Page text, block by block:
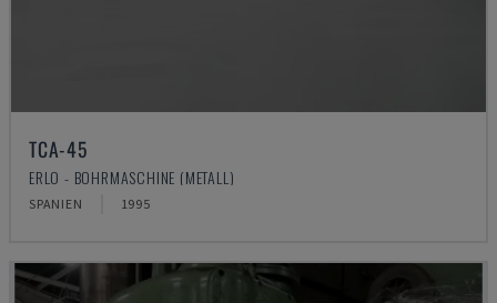
TCA-45
ERLO - BOHRMASCHINE (METALL)
SPANIEN 1995